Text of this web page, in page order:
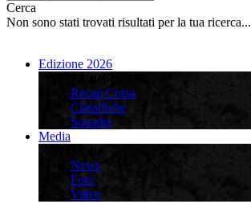
Cerca
Non sono stati trovati risultati per la tua ricerca...
Edizione 2026
Recap Corsa
Classifiche
Squadre
Media
News
Foto
Video